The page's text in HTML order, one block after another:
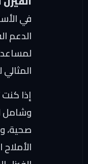
في
الدعم
إذا
وشامل
صحية،